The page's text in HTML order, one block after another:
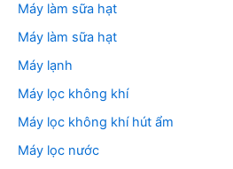
Máy làm sữa hạt
Máy làm sữa hạt
Máy lạnh
Máy lọc không khí
Máy lọc không khí hút ẩm
Máy lọc nước